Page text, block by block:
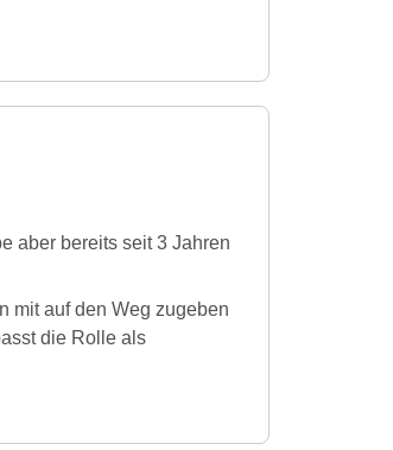
aber bereits seit 3 Jahren
mit auf den Weg zugeben
die Rolle als